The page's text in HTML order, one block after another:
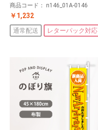
商品コード： n146_01A-0146
￥1,232
通常配送 レターパック対応